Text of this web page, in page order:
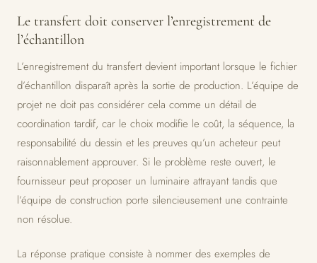
Le transfert doit conserver l’enregistrement de
l’échantillon
L’enregistrement du transfert devient important lorsque le fichier
d’échantillon disparaît après la sortie de production. L’équipe de
projet ne doit pas considérer cela comme un détail de
coordination tardif, car le choix modifie le coût, la séquence, la
responsabilité du dessin et les preuves qu’un acheteur peut
raisonnablement approuver. Si le problème reste ouvert, le
fournisseur peut proposer un luminaire attrayant tandis que
l’équipe de construction porte silencieusement une contrainte
non résolue.
La réponse pratique consiste à nommer des exemples de